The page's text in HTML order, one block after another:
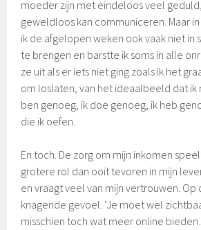
moeder zijn met eindeloos veel
geweldloos kan communiceren. Maar
ik de afgelopen weken ook vaak niet in
te brengen en barstte ik soms in alle
ze uit als er iets niet ging zoals ik het
om loslaten, van het ideaalbeeld dat ik
ben genoeg, ik doe genoeg, ik heb
die ik oefen.
En toch. De zorg om mijn inkomen
grotere rol dan ooit tevoren in mijn
en vraagt veel van mijn vertrouwen.
knagende gevoel. ‘Je moet wel
misschien toch wat meer online